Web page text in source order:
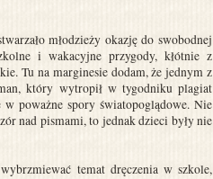
młodzieży okazję do swobodnej
i wakacyjne przygody, kłótnie z
Tu na marginesie dodam, że jednym z
który wytropił w tygodniku plagiat
poważne spory światopoglądowe. Nie
nad pismami, to jednak dzieci były nie
temat dręczenia w szkole,